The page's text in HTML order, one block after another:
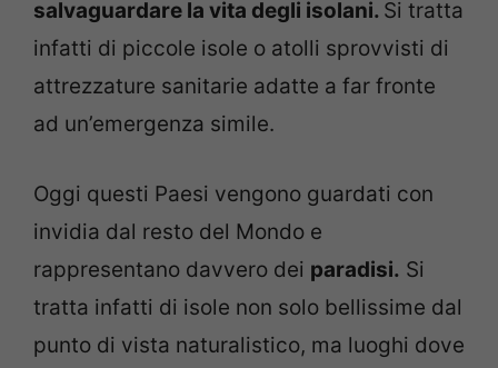
salvaguardare la vita degli isolani. Si tratta
infatti di piccole isole o atolli sprovvisti di
attrezzature sanitarie adatte a far fronte
ad un’emergenza simile.
Oggi questi Paesi vengono guardati con
invidia dal resto del Mondo e
rappresentano davvero dei paradisi. Si
tratta infatti di isole non solo bellissime dal
punto di vista naturalistico, ma luoghi dove